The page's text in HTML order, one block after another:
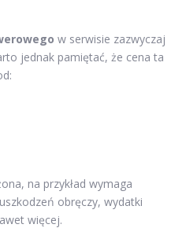
w serwisie zazwyczaj
jednak pamiętać, że cena ta
na przykład wymaga
obręczy, wydatki
więcej.